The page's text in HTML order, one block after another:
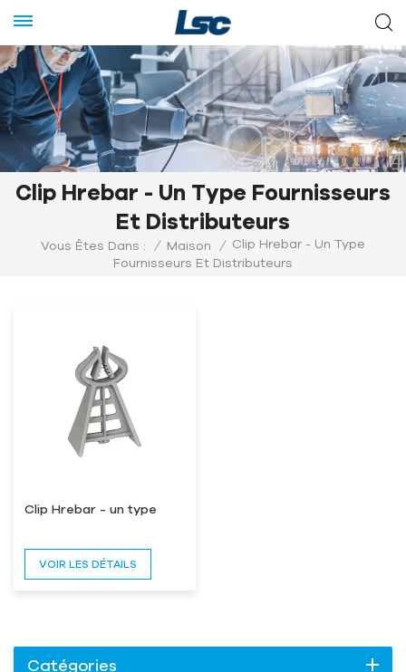
Clip Hrebar - Un Type Fournisseurs
Et Distributeurs
Vous Êtes Dans : / Maison /
Clip Hrebar - Un Type
Fournisseurs Et Distributeurs
Clip Hrebar - un type
VOIR LES DÉTAILS
Catégories